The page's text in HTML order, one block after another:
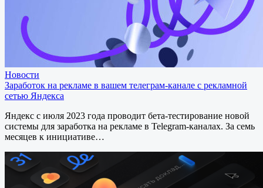
Новости
Заработок на рекламе в вашем телеграм-канале с рекламной
сетью Яндекса
Яндекс с июля 2023 года проводит бета-тестирование новой
системы для заработка на рекламе в Telegram-каналах. За семь
месяцев к инициативе…